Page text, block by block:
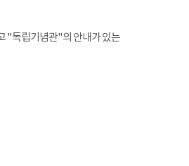
"독립기념관"의 안내가 있는